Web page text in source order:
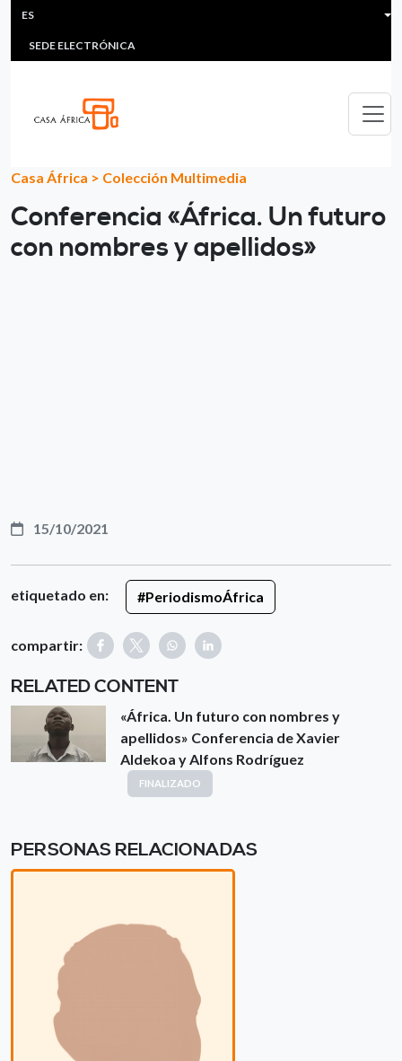
Pasar al contenido principal
HEADER MENU
MULTIMEDIA
SEDE ELECTRÓNICA
ES
Casa África > Colección Multimedia
Conferencia «África. Un futuro
con nombres y apellidos»
15/10/2021
etiquetado en: #PeriodismoÁfrica
compartir:
RELATED CONTENT
«África. Un futuro con nombres y
apellidos» Conferencia de Xavier
Aldekoa y Alfons Rodríguez
FINALIZADO
PERSONAS RELACIONADAS